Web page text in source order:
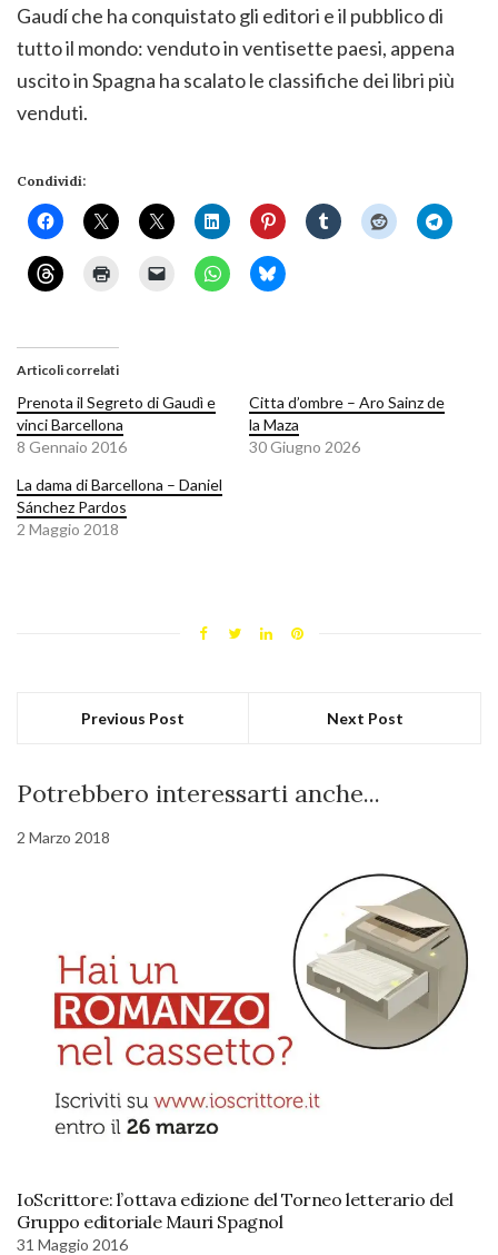
Gaudí che ha conquistato gli editori e il pubblico di
tutto il mondo: venduto in ventisette paesi, appena
uscito in Spagna ha scalato le classifiche dei libri più
venduti.
Condividi:
Articoli correlati
Prenota il Segreto di Gaudì e
vinci Barcellona
8 Gennaio 2016
Citta d’ombre – Aro Sainz de
la Maza
30 Giugno 2026
La dama di Barcellona – Daniel
Sánchez Pardos
2 Maggio 2018
Previous Post Next Post
Potrebbero interessarti anche...
2 Marzo 2018
IoScrittore: l’ottava edizione del Torneo letterario del
Gruppo editoriale Mauri Spagnol
31 Maggio 2016